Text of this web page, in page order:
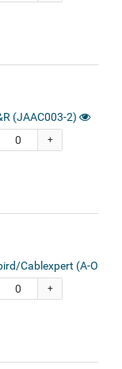
(JAAC003-2)
+
Cablexpert (A-OTG-
+